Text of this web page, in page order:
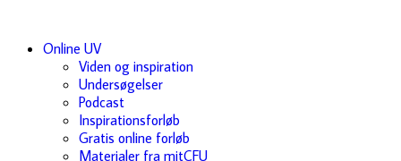
Online UV
Viden og inspiration
Undersøgelser
Podcast
Inspirationsforløb
Gratis online forløb
Materialer fra mitCFU